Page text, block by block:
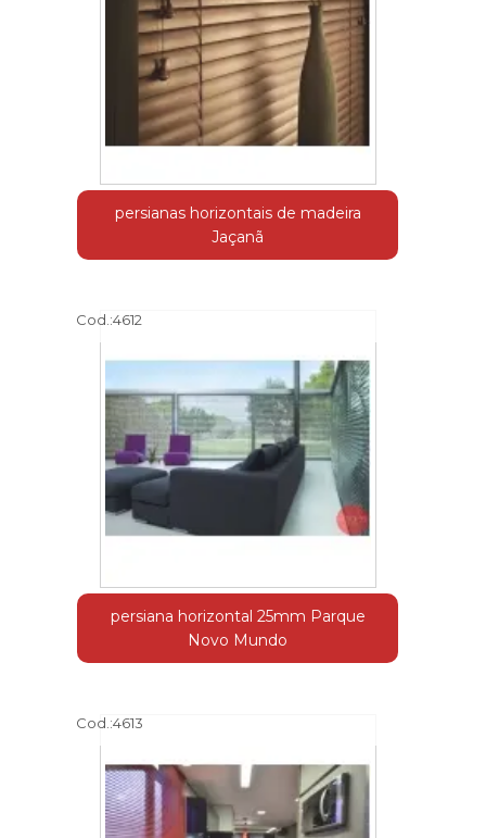
persianas horizontais de madeira
Jaçanã
Cod.:4612
persiana horizontal 25mm Parque
Novo Mundo
Cod.:4613